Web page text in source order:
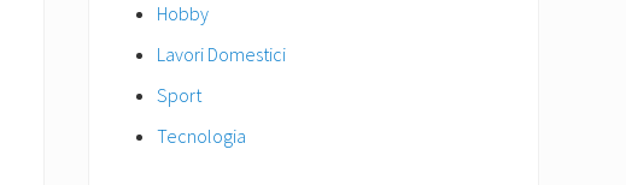
Hobby
Lavori Domestici
Sport
Tecnologia